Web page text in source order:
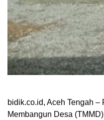
bidik.co.id, Aceh Tengah –
Membangun Desa